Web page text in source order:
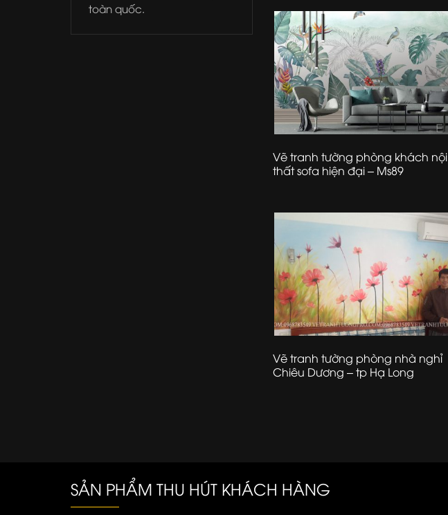
toàn quốc.
Vẽ tranh tường phòng khách nội
thất sofa hiện đại – Ms89
Vẽ tranh tường phòng nhà nghỉ
Chiêu Dương – tp Hạ Long
SẢN PHẨM THU HÚT KHÁCH HÀNG